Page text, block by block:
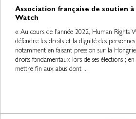
Association française de soutien à
Watch
« Au cours de l'année 2022, Human Rights
défendre les droits et la dignité des
notamment en faisant pression sur la
droits fondamentaux lors de ses élections ;
mettre fin aux abus dont ...